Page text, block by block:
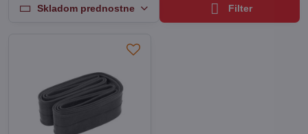
Skladom prednostne Filter